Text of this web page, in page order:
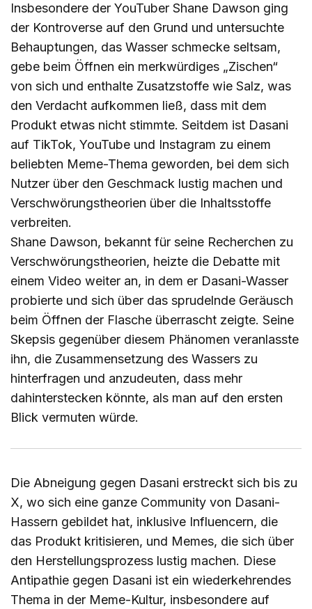
Insbesondere der YouTuber Shane Dawson ging
der Kontroverse auf den Grund und untersuchte
Behauptungen, das Wasser schmecke seltsam,
gebe beim Öffnen ein merkwürdiges „Zischen“
von sich und enthalte Zusatzstoffe wie Salz, was
den Verdacht aufkommen ließ, dass mit dem
Produkt etwas nicht stimmte. Seitdem ist Dasani
auf TikTok, YouTube und Instagram zu einem
beliebten Meme-Thema geworden, bei dem sich
Nutzer über den Geschmack lustig machen und
Verschwörungstheorien über die Inhaltsstoffe
verbreiten.
Shane Dawson, bekannt für seine Recherchen zu
Verschwörungstheorien, heizte die Debatte mit
einem Video weiter an, in dem er Dasani-Wasser
probierte und sich über das sprudelnde Geräusch
beim Öffnen der Flasche überrascht zeigte. Seine
Skepsis gegenüber diesem Phänomen veranlasste
ihn, die Zusammensetzung des Wassers zu
hinterfragen und anzudeuten, dass mehr
dahinterstecken könnte, als man auf den ersten
Blick vermuten würde.
Die Abneigung gegen Dasani erstreckt sich bis zu
X, wo sich eine ganze Community von Dasani-
Hassern gebildet hat, inklusive Influencern, die
das Produkt kritisieren, und Memes, die sich über
den Herstellungsprozess lustig machen. Diese
Antipathie gegen Dasani ist ein wiederkehrendes
Thema in der Meme-Kultur, insbesondere auf